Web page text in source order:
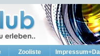
Zooliste